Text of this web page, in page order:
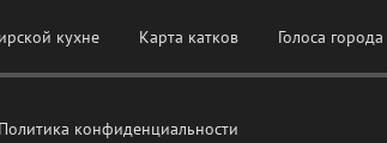
кухне Карта катков Голоса города
Политика конфиденциальности